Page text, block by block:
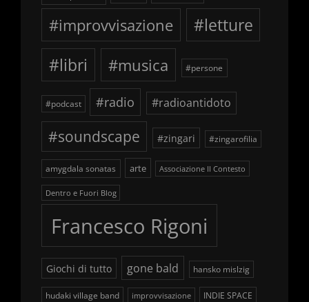
#improvvisazione
#letture
#libri
#musica #persone
#podcast #radio #radioantidoto
#soundscape #zingari #zingarofilia
amygdala sonatas arte Associazione Il Contesto
Dentro e Fuori Blog
Francesco Rigoni
Giochi di tutto gone bald hansko mislzig
hudaki village band improvvisazione INDIE SPACE